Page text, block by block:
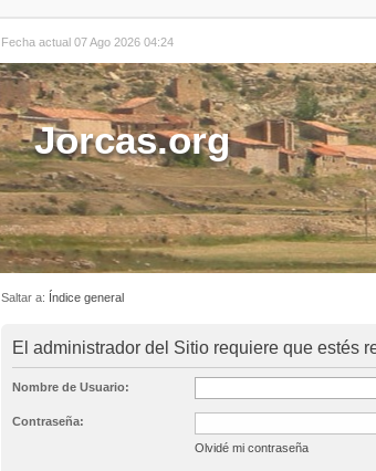
Fecha actual 07 Ago 2026 04:24
Jorcas.org
Saltar a: Índice general
El administrador del Sitio requiere que estés
Nombre de Usuario:
Contraseña:
Olvidé mi contraseña